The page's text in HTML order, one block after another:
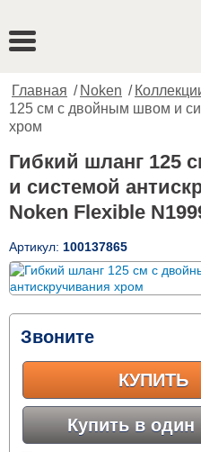
Главная / Noken /
125 см с двойным швом и
хром
Гибкий шланг 125
и системой
Noken Flexible
Артикул: 100137865
Звоните
КУПИТЬ
Купить в один